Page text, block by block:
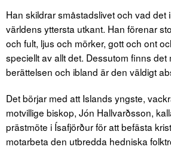
Han skildrar småstadslivet och vad det
världens yttersta utkant. Han förenar
och fult, ljus och mörker, gott och ont
speciellt av allt det. Dessutom finns det
berättelsen och ibland är den väldigt
Det börjar med att Islands yngste,
motvillige biskop, Jón Hallvarðsson,
prästmöte i Ísafjörður för att befästa
motarbeta den utbredda hedniska